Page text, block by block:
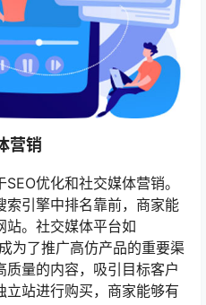
营销
优化和社交媒体营销。
索引擎中排名靠前，商家能
站。社交媒体平台如
为了推广高仿产品的重要渠
量的内容，吸引目标客户
站进行购买，商家能够有